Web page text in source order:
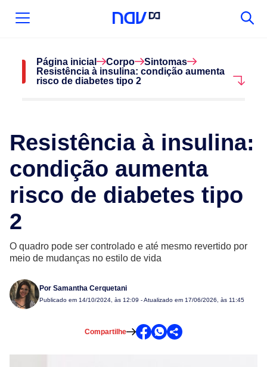
Página inicial Corpo
Sintomas
Resistência à insulina: condição aumenta
risco de diabetes tipo 2
Resistência à insulina:
condição aumenta
risco de diabetes tipo
2
O quadro pode ser controlado e até mesmo revertido por
meio de mudanças no estilo de vida
Por Samantha Cerquetani
Publicado em 14/10/2024, às 12:09 - Atualizado em 17/06/2026, às 11:45
Compartilhe